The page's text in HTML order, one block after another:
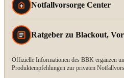
Notfallvorsorge Center
Ratgeber zu Blackout,
Offizielle Informationen des BBK ergänzen
Produktempfehlungen zur privaten